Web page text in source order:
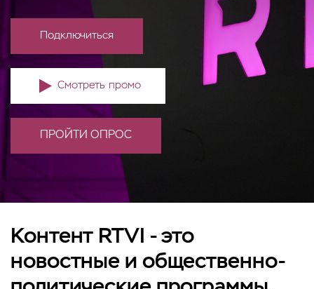
Подключиться
Смотреть промо
ПРОЙТИ ОПРОС
Контент RTVI - это
новостные и общественно-